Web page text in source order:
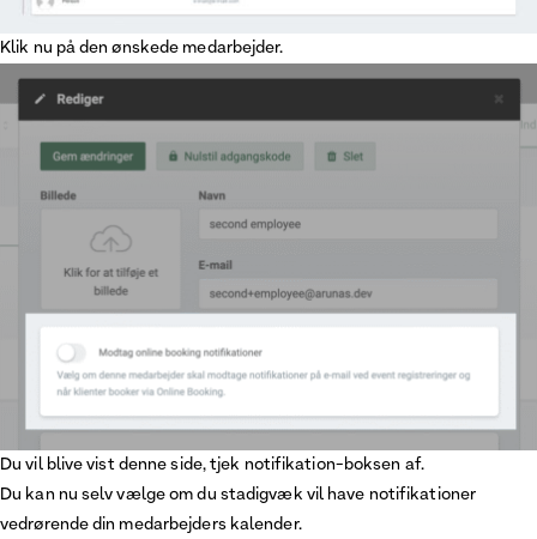
Klik nu på den ønskede medarbejder.
Du vil blive vist denne side, tjek notifikation-boksen af.
Du kan nu selv vælge om du stadigvæk vil have notifikationer
vedrørende din medarbejders kalender.